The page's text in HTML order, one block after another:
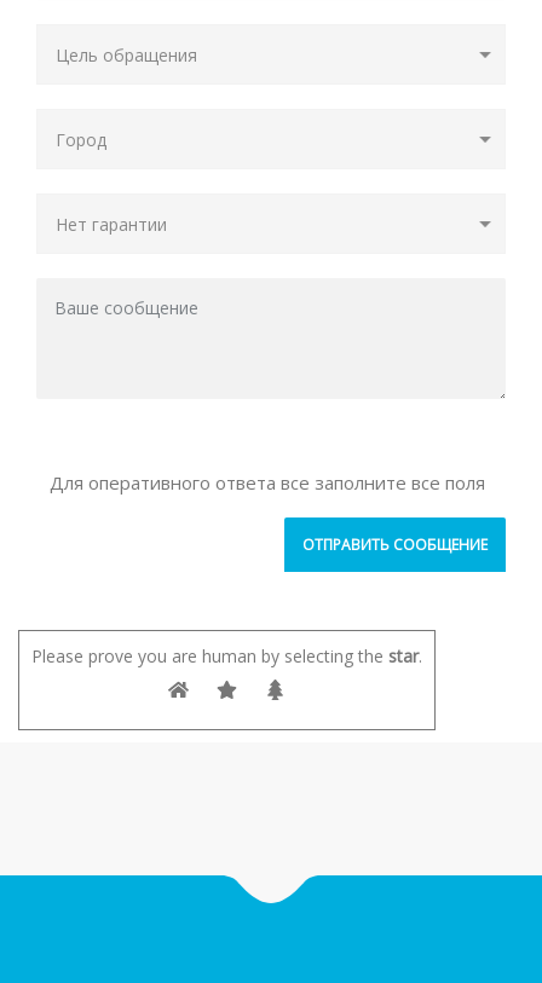
Для оперативного ответа все заполните все поля
Please prove you are human by selecting the star.